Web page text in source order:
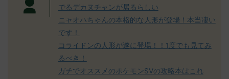
でるデカヌチャンが居るらしい
ニャオハちゃんの本格的な人形が登場！本当凄い
です！
コライドンの人形が遂に登場！！1度でも見てみ
るべき！
ガチでオススメのポケモンSVの攻略本はこれ